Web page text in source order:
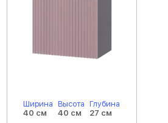
Ширина
40 см
Высота
40 см
Глубина
27 см